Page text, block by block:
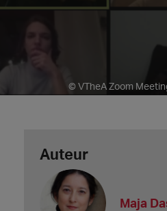
© VTheA Zoom
Auteur
Maja